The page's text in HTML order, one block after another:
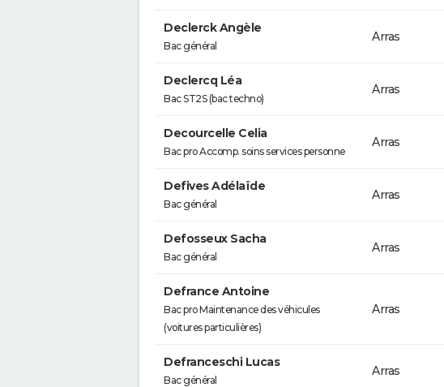
Declerck Angèle
Bac général
Arras
Declercq Léa
Bac ST2S (bac techno)
Arras
Decourcelle Celia
Bac pro Accomp. soins services personne
Arras
Defives Adélaïde
Bac général
Arras
Defosseux Sacha
Bac général
Arras
Defrance Antoine
Bac pro Maintenance des véhicules
(voitures particulières)
Arras
Defranceschi Lucas
Bac général
Arras